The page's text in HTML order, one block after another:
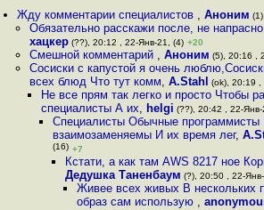
Жду комментарии специалистов ,Аноним
Обязательно расскажи после, не
хацкер(??), 20:12 , 22-Янв-21, (4) +20
Смешной комментарий , Аноним (5), 20:16 ,
Сосиски с капустой я очень
всех блюд Что тут комм, A.Stahl (ok), 20:19 ,
Не все прям так легко и просто Чтобы
специалисты А их, helgi (??), 20:42 , 22-Янв-
Специалисты Обычные программисты
взаимозаменяемы И их время лег,
(16) +7
Кстати, а как там AWS 8217 ное
Дедушка Таненбаум (?), 20:50 , 22-
Живее всех живых В нескольких
образ сам использую ,